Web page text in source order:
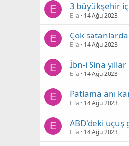
E 3 büyükşehir
Ella 14 Ağu 2023
E Çok
Ella 14 Ağu 2023
E İbn-i Sina
Ella 14 Ağu 2023
E Patlama anı
Ella 14 Ağu 2023
E ABD'deki uçuş
Ella 14 Ağu 2023